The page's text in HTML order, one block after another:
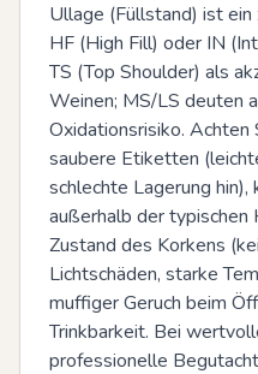
Ullage (Füllstand) ist
HF (High Fill) oder IN
TS (Top Shoulder) als
Weinen; MS/LS deuten
Oxidationsrisiko. Achten
saubere Etiketten
schlechte Lagerung
außerhalb der typischen
Zustand des Korkens
Lichtschäden, starke
muffiger Geruch beim
Trinkbarkeit. Bei
professionelle